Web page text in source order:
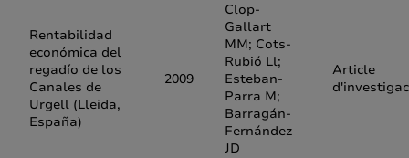
Rentabilidad
económica del
regadío de los
Canales de
Urgell (Lleida,
España)
2009
Clop-
Gallart
MM; Cots-
Rubió Ll;
Esteban-
Parra M;
Barragán-
Fernández
JD
Article